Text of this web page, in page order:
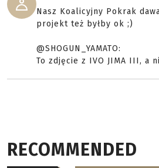
Nasz Koalicyjny Pokrak
projekt też byłby ok ;)
@SHOGUN_YAMATO:
To zdjęcie z IVO JIMA III, a
RECOMMENDED